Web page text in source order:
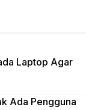
Laptop Agar
Ada Pengguna